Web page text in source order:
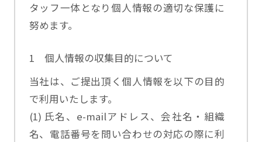
タッフ一体となり個人情報の適切な保護に
努めます。
1 個人情報の収集目的について
当社は、ご提出頂く個人情報を以下の目的
で利用いたします。
(1) 氏名、e-mailアドレス、会社名・組織
名、電話番号を問い合わせの対応の際に利